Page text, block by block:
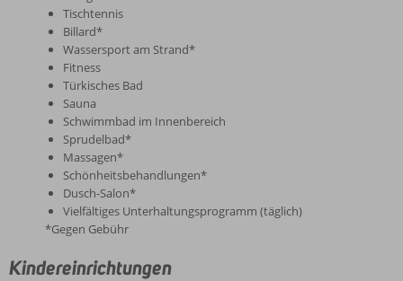
Tischtennis
Billard*
Wassersport am Strand*
Fitness
Türkisches Bad
Sauna
Schwimmbad im Innenbereich
Sprudelbad*
Massagen*
Schönheitsbehandlungen*
Dusch-Salon*
Vielfältiges Unterhaltungsprogramm (täglich)
*Gegen Gebühr
Kindereinrichtungen